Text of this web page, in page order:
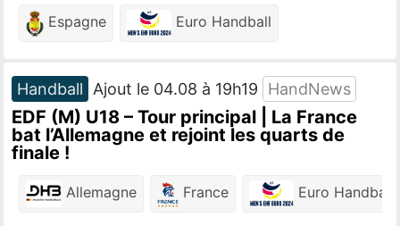
Espagne Euro Handball
Handball Ajout le 04.08 à 19h19 HandNews
EDF (M) U18 – Tour principal | La France
bat l’Allemagne et rejoint les quarts de
finale !
Allemagne France Euro Handball